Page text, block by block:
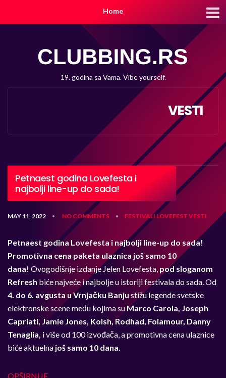
Home
19. godina sa Vama. Vibe yourself.
VESTI
Petnaest godina Lovefesta i
najbolji line-up do sada!
MAY 11, 2022 • NO COMMENTS • FESTIVALILOVEFEST VESTI
Petnaest godina Lovefesta i najbolji line-up do sada!
Promotivna cena paketa ulaznica još samo 10
dana! Ovogodišnje izdanje Jelen Lovefesta, pod sloganom
Refresh biće najveće i najbolje u istoriji festivala do sada. Od
4. do 6. avgusta u Vrnjačku Banju stižu legende svetske
elektronske scene među kojima suMarco Carola, Joseph
Capriati, Jamie Jones, Kolsh, Rodhad, Folamour, Danny
Tenaglia, i više od 100 izvođača, a promotivna cena ulaznice
biće aktuelna još samo 10 dana.
OPŠIRNIJE